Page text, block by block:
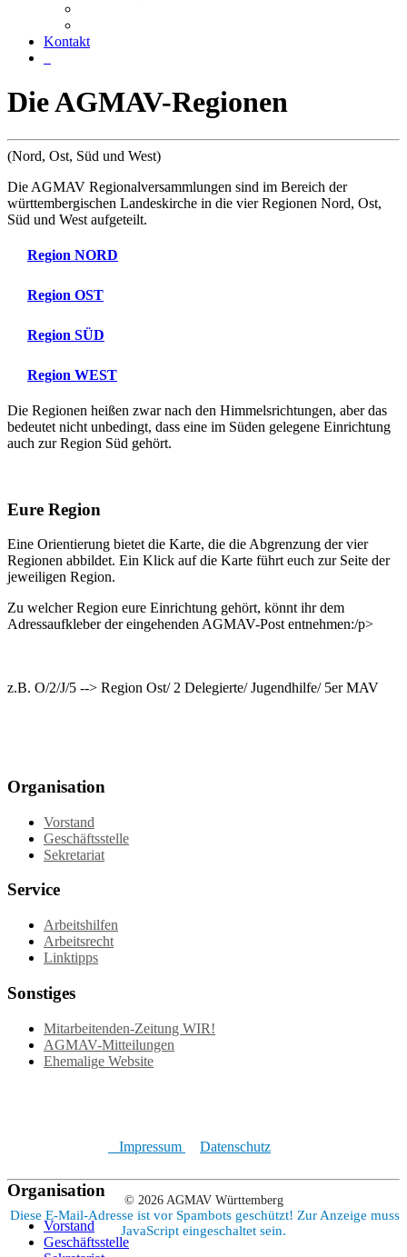
Kontakt
Die AGMAV-Regionen
(Nord, Ost, Süd und West)
Die AGMAV Regionalversammlungen sind im Bereich der
württembergischen Landeskirche in die vier Regionen Nord, Ost,
Süd und West aufgeteilt.
Region NORD
Region OST
Region SÜD
Region WEST
Die Regionen heißen zwar nach den Himmelsrichtungen, aber das
bedeutet nicht unbedingt, dass eine im Süden gelegene Einrichtung
auch zur Region Süd gehört.
Eure Region
Eine Orientierung bietet die Karte, die die Abgrenzung der vier
Regionen abbildet. Ein Klick auf die Karte führt euch zur Seite der
jeweiligen Region.
Zu welcher Region eure Einrichtung gehört, könnt ihr dem
Adressaufkleber der eingehenden AGMAV-Post entnehmen:/p>
z.B. O/2/J/5 --> Region Ost/ 2 Delegierte/ Jugendhilfe/ 5er MAV
Organisation
Vorstand
Geschäftsstelle
Sekretariat
Service
Arbeitshilfen
Arbeitsrecht
Linktipps
Sonstiges
Mitarbeitenden-Zeitung WIR!
AGMAV-Mitteilungen
Ehemalige Website
Impressum Datenschutz
© 2026 AGMAV Württemberg
Diese E-Mail-Adresse ist vor Spambots geschützt! Zur Anzeige muss
JavaScript eingeschaltet sein.
Organisation
Vorstand
Geschäftsstelle